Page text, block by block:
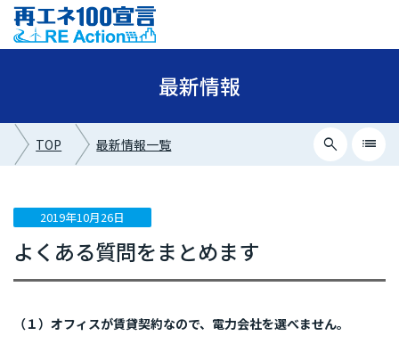
最新情報
TOP 最新情報一覧 search list
最新情報カテゴリー
ニュース
プレスリリース
2019年10月26日
よくある質問をまとめます
（１）オフィスが賃貸契約なので、電力会社を選べません。